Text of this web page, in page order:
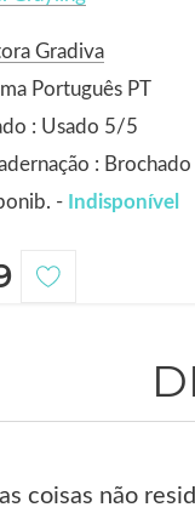
Gradiva
Português PT
: Usado 5/5
: Brochado
- Indisponível
coisas não